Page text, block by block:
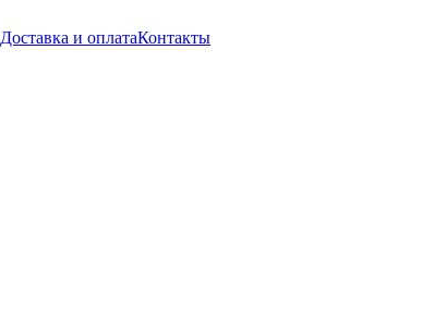
Доставка и оплатаКонтакты